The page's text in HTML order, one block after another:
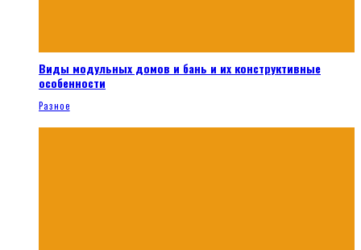
Виды модульных домов и бань и их конструктивные
особенности
Разное